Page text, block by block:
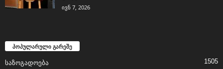
ივნ 7, 2026
პოპულარული გარეშე
საზოგადოება 1505